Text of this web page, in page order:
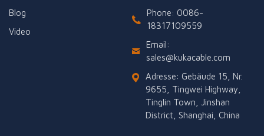
Blog
Video
Phone: 0086-
18317109559
Email:
sales@kukacable.com
Adresse: Gebäude 15, Nr.
9655, Tingwei Highway,
Tinglin Town, Jinshan
District, Shanghai, China